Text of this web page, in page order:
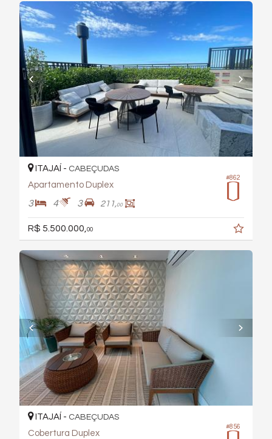
#862
ITAJAÍ - CABEÇUDAS
Apartamento Duplex
3 4 3 211,00
R$ 5.500.000, 00
#856
ITAJAÍ - CABEÇUDAS
Cobertura Duplex